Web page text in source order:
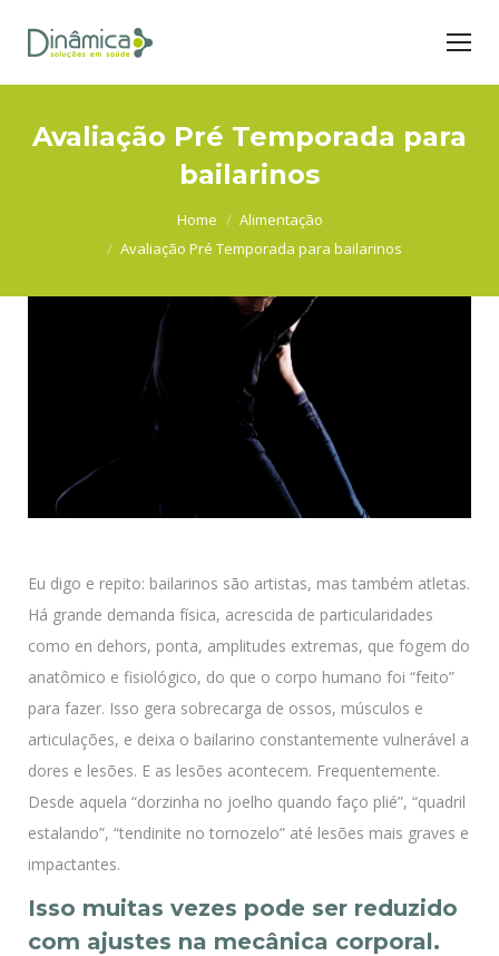
Avaliação Pré Temporada para
bailarinos
Home
Alimentação
Avaliação Pré Temporada para bailarinos
Eu digo e repito: bailarinos são artistas, mas também atletas.
Há grande demanda física, acrescida de particularidades
como en dehors, ponta, amplitudes extremas, que fogem do
anatômico e fisiológico, do que o corpo humano foi “feito”
para fazer. Isso gera sobrecarga de ossos, músculos e
articulações, e deixa o bailarino constantemente vulnerável a
dores e lesões. E as lesões acontecem. Frequentemente.
Desde aquela “dorzinha no joelho quando faço plié”, “quadril
estalando”, “tendinite no tornozelo” até lesões mais graves e
impactantes.
Isso muitas vezes pode ser reduzido
com ajustes na mecânica corporal.